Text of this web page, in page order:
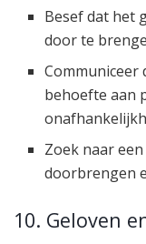
Besef dat het
door te
Communiceer
behoefte aan
Zoek naar
doorbrengen
10. Geloven